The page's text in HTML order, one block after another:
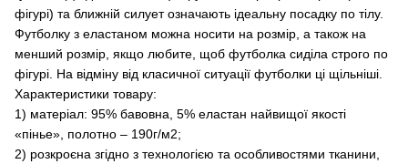
фігурі) та ближній силует означають ідеальну посадку по тілу.
Футболку з еластаном можна носити на розмір, а також на
менший розмір, якщо любите, щоб футболка сиділа строго по
фігурі. На відміну від класичної ситуації футболки ці щільніші.
Характеристики товару:
1) матеріал: 95% бавовна, 5% еластан найвищої якості
«пінье», полотно – 190г/м2;
2) розкроєна згідно з технологією та особливостями тканини,